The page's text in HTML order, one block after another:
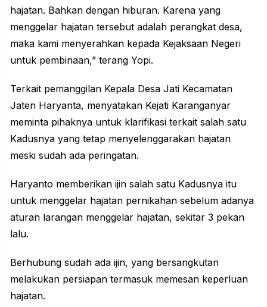
hajatan. Bahkan dengan hiburan. Karena yang
menggelar hajatan tersebut adalah perangkat desa,
maka kami menyerahkan kepada Kejaksaan Negeri
untuk pembinaan,” terang Yopi.
Terkait pemanggilan Kepala Desa Jati Kecamatan
Jaten Haryanta, menyatakan Kejati Karanganyar
meminta pihaknya untuk klarifikasi terkait salah satu
Kadusnya yang tetap menyelenggarakan hajatan
meski sudah ada peringatan.
Haryanto memberikan ijin salah satu Kadusnya itu
untuk menggelar hajatan pernikahan sebelum adanya
aturan larangan menggelar hajatan, sekitar 3 pekan
lalu.
Berhubung sudah ada ijin, yang bersangkutan
melakukan persiapan termasuk memesan keperluan
hajatan.